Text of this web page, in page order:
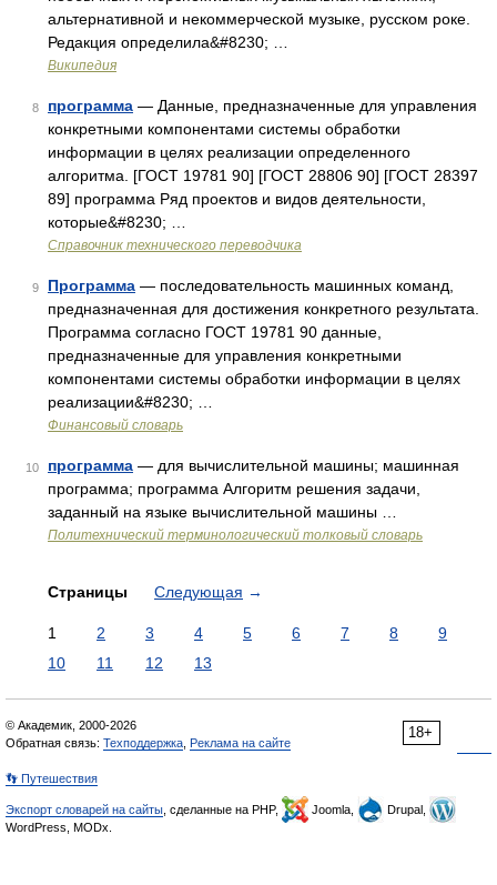
альтернативной и некоммерческой музыке, русском роке.
Редакция определила&#8230; …
Википедия
8 программа — Данные, предназначенные для управления
конкретными компонентами системы обработки
информации в целях реализации определенного
алгоритма. [ГОСТ 19781 90] [ГОСТ 28806 90] [ГОСТ 28397
89] программа Ряд проектов и видов деятельности,
которые&#8230; …
Справочник технического переводчика
9 Программа — последовательность машинных команд,
предназначенная для достижения конкретного результата.
Программа согласно ГОСТ 19781 90 данные,
предназначенные для управления конкретными
компонентами системы обработки информации в целях
реализации&#8230; …
Финансовый словарь
10 программа — для вычислительной машины; машинная
программа; программа Алгоритм решения задачи,
заданный на языке вычислительной машины …
Политехнический терминологический толковый словарь
Страницы Следующая →
1 2 3 4 5 6 7 8
9
10
11 12 13
18+
© Академик, 2000-2026
Обратная связь: Техподдержка Реклама на сайте
👣 Путешествия
Экспорт словарей на сайты , сделанные на PHP, Joomla,
Drupal,
WordPress, MODx.